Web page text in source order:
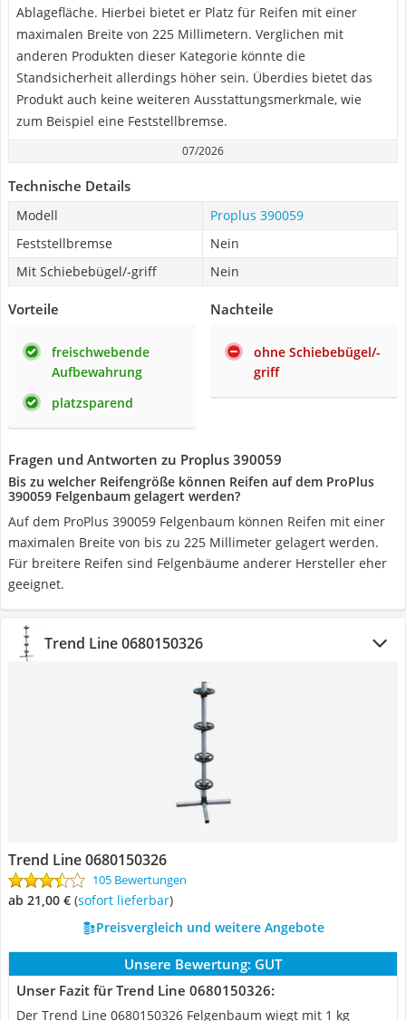
Ablagefläche. Hierbei bietet er Platz für Reifen mit einer
maximalen Breite von 225 Millimetern. Verglichen mit
anderen Produkten dieser Kategorie könnte die
Standsicherheit allerdings höher sein. Überdies bietet das
Produkt auch keine weiteren Ausstattungsmerkmale, wie
zum Beispiel eine Feststellbremse.
07/2026
Technische Details
Modell
Proplus 390059
Feststellbremse
Nein
Mit Schiebebügel/-griff
Nein
Vorteile
freischwebende
Aufbewahrung
platzsparend
Nachteile
ohne Schiebebügel/-
griff
Fragen und Antworten zu Proplus 390059
Bis zu welcher Reifengröße können Reifen auf dem ProPlus
390059 Felgenbaum gelagert werden?
Auf dem ProPlus 390059 Felgenbaum können Reifen mit einer
maximalen Breite von bis zu 225 Millimeter gelagert werden.
Für breitere Reifen sind Felgenbäume anderer Hersteller eher
geeignet.
Trend Line 0680150326
Trend Line 0680150326
105 Bewertungen
ab 21,00 € ( Sofort lieferbar)
Preisvergleich und weitere Angebote
Unsere Bewertung: GUT
Unser Fazit für Trend Line 0680150326:
Der Trend Line 0680150326 Felgenbaum wiegt mit 1 kg